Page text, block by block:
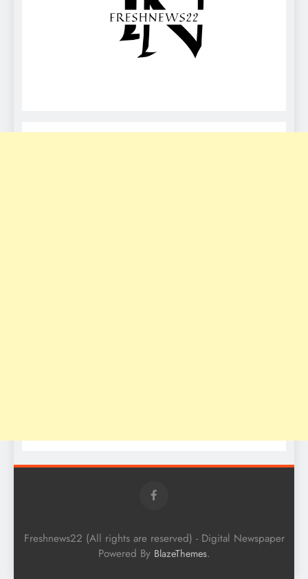
Freshnews22 (All rights are reserved) - Digital Newspaper
Powered By BlazeThemes.